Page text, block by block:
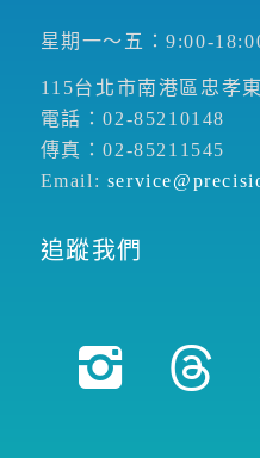
星期一～五：9:00-
115台北市南港區忠孝
電話：02-85210148
傳真：02-85211545
Email:
追蹤我們